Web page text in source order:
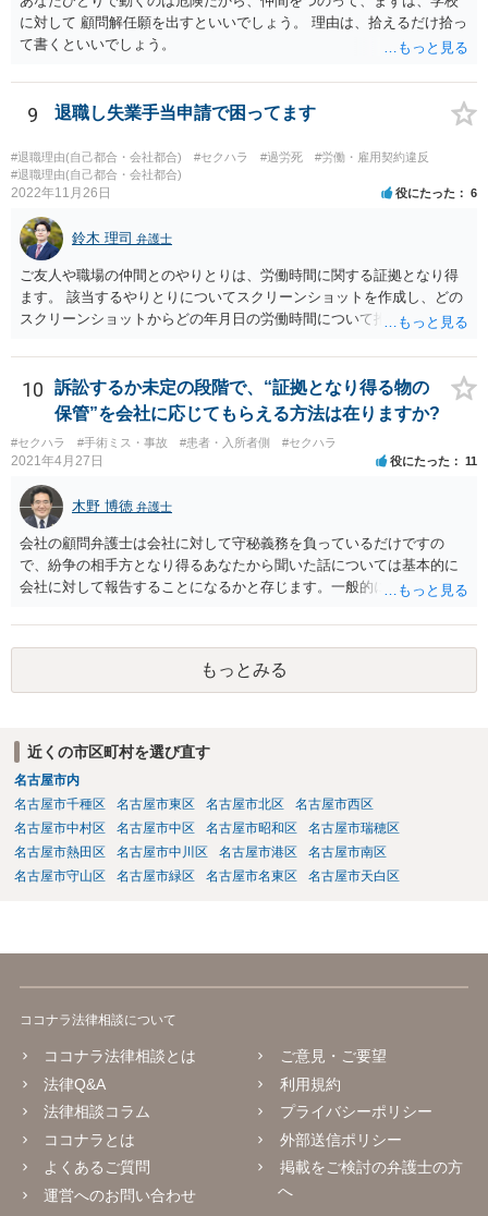
に対して 顧問解任願を出すといいでしょう。 理由は、拾えるだけ拾っ
て書くといいでしょう。
9 退職し失業手当申請で困ってます
#退職理由(自己都合・会社都合) #セクハラ #過労死
#労働・雇用契約違反
#退職理由(自己都合・会社都合)
2022年11月26日 役にたった 6
鈴木 理司 弁護士
ご友人や職場の仲間とのやりとりは、労働時間に関する証拠となり得
ます。 該当するやりとりについてスクリーンショットを作成し、どの
スクリーンショットからどの年月日の労働時間について推定できるか
10
訴訟するか未定の段階で、“証拠となり得る物の
保管”を会社に応じてもらえる方法は在りますか?
#セクハラ #手術ミス・事故 #患者・入所者側 #セクハラ
2021年4月27日 役にたった 11
木野 博徳 弁護士
会社の顧問弁護士は会社に対して守秘義務を負っているだけですの
で、紛争の相手方となり得るあなたから聞いた話については基本的に
会社に対して報告することになるかと存じます。一般的に弁護士かぎ
ってはあるかもしれませんが、相手方に誤解を与える可能性があり、
利益相反の問題が生じうるのでそういった要請は拒絶する場合が大半
でしょうし、とりわけ今回の状況において弁護士かぎりの話にしてほ
しいという要望を受け容れる弁護士はほとんどいないと思います。 会
に相談した上で、事案の見通し等を示してもらい、訴訟するかどうか
を早急に決断された方が良いかと存じます。訴訟提起を選択される場
合は、通常、会社が隠蔽のため過去の記録を廃棄すること等を防ぐた
め、弁護士と相談の上、訴え提起前の証拠保全の要否等を検討するこ
とになります。 いずれにせよ、あなたの動きを悟られた場合、少なく
とも一般論としては会社が隠蔽工作を行う可能性があるため、慎重な
もっとみる
近くの市区町村を選び直す
名古屋市内
名古屋市千種区
名古屋市東区 名古屋市北区
名古屋市西区
名古屋市中村区
名古屋市中区 名古屋市昭和区
名古屋市瑞穂区
名古屋市熱田区
名古屋市中川区 名古屋市港区
名古屋市南区
名古屋市守山区
名古屋市緑区 名古屋市名東区 名古屋市天白区
ココナラ法律相談について
ココナラ法律相談とは
法律Q&A
法律相談コラム
ココナラとは
よくあるご質問
運営へのお問い合わせ
ご意見・ご要望
利用規約
プライバシーポリシー
外部送信ポリシー
掲載をご検討の弁護士の方
へ